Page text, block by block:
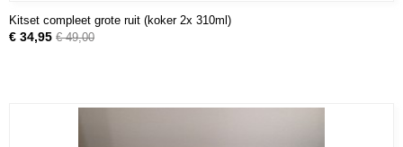
Kitset compleet grote ruit (koker 2x 310ml)
€ 34,95 € 49,00